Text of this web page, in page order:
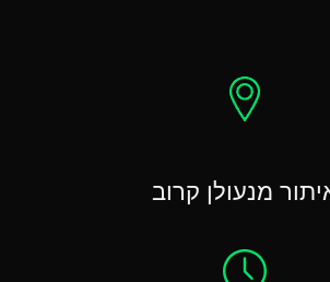
מנעולן קרוב